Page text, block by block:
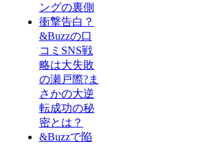
ングの裏側
衝撃告白？
&Buzzの口
コミSNS戦
略は大失敗
の瀬戸際?ま
さかの大逆
転成功の秘
密とは？
&Buzzで陥